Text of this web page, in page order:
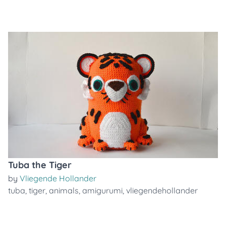
Tuba the Tiger
by Vliegende Hollander
tuba tiger animals amigurumi vliegendehollander